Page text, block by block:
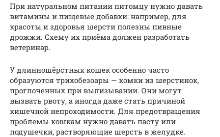
При натуральном питании питомцу нужно давать
витамины и пищевые добавки: например, для
красоты и здоровья шерсти полезны пивные
дрожжи. Схему их приёма должен разработать
ветеринар.
У длинношёрстных кошек особенно часто
образуются трихобезоары — комки из шерстинок,
проглоченных при вылизывании. Они могут
вызвать рвоту, а иногда даже стать причиной
кишечной непроходимости. Для предотвращения
проблемы кошкам нужно давать пасту или
подушечки, растворяющие шерсть в желудке.